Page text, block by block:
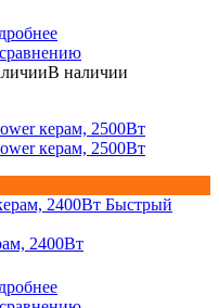
В наличии
Быстрый
2400Вт